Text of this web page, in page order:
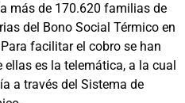
más de 170.620 familias de
del Bono Social Térmico en
facilitar el cobro se han
es la telemática, a la cual
a través del Sistema de